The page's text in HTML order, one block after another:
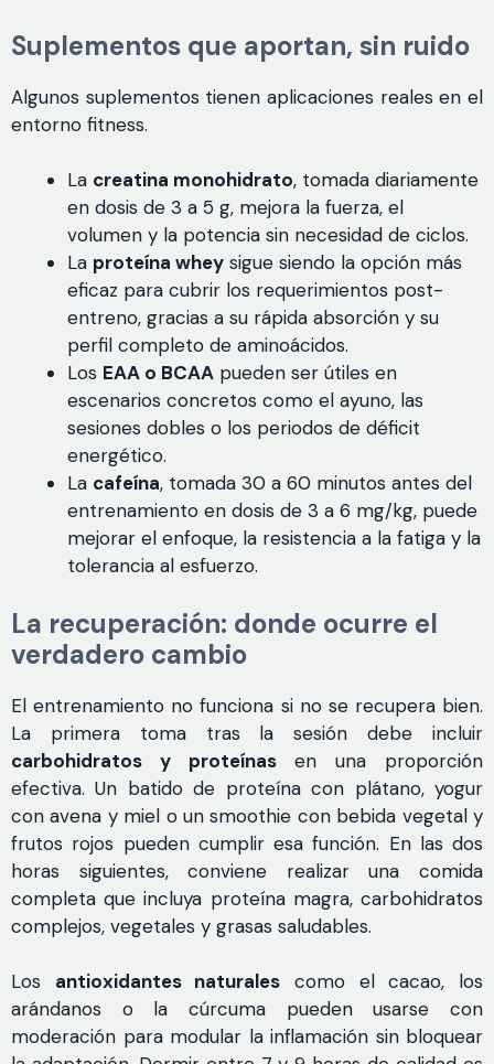
Suplementos que aportan, sin ruido
Algunos suplementos tienen aplicaciones reales en el
entorno fitness.
La creatina monohidrato, tomada diariamente
en dosis de 3 a 5 g, mejora la fuerza, el
volumen y la potencia sin necesidad de ciclos.
La proteína whey sigue siendo la opción más
eficaz para cubrir los requerimientos post-
entreno, gracias a su rápida absorción y su
perfil completo de aminoácidos.
Los EAA o BCAA pueden ser útiles en
escenarios concretos como el ayuno, las
sesiones dobles o los periodos de déficit
energético.
La cafeína, tomada 30 a 60 minutos antes del
entrenamiento en dosis de 3 a 6 mg/kg, puede
mejorar el enfoque, la resistencia a la fatiga y la
tolerancia al esfuerzo.
La recuperación: donde ocurre el
verdadero cambio
El entrenamiento no funciona si no se recupera bien.
La primera toma tras la sesión debe incluir
carbohidratos y proteínasen una proporción
efectiva. Un batido de proteína con plátano, yogur
con avena y miel o un smoothie con bebida vegetal y
frutos rojos pueden cumplir esa función. En las dos
horas siguientes, conviene realizar una comida
completa que incluya proteína magra, carbohidratos
complejos, vegetales y grasas saludables.
Los antioxidantes naturales como el cacao, los
arándanos o la cúrcuma pueden usarse con
moderación para modular la inflamación sin bloquear